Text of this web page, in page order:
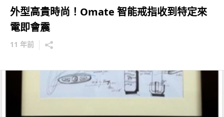
外型高貴時尚！Omate 智能戒指收到特定來
電即會震
11 年前